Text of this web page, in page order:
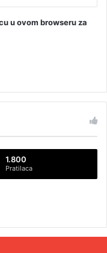
u ovom browseru za
1.800
Pratilaca